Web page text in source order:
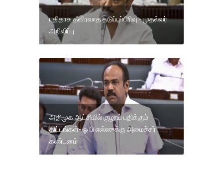
புதிதாக தீவிரவாத தடுப்புப்பிரிவு - முதல்வர்
அறிவிப்பு
அதிமுக ஆட்சியில் குழாய் பதிக்கும்
திட்டங்கள்- ஓ பி எஸ்ஸுக்கு அமைச்சர்
கண்டனம்